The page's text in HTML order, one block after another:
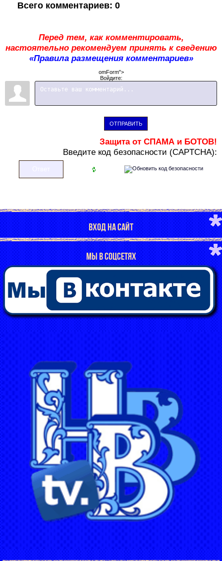
Всего комментариев: 0
Перед тем, как комментировать,
настоятельно рекомендуем принять к сведению
«Правила размещения комментариев»
omForm">
Войдите:
ОТПРАВИТЬ
Защита от СПАМА и БОТОВ!
Введите код безопасности (CAPTCHA):
ВХОД НА САЙТ
МЫ В СОЦСЕТЯХ